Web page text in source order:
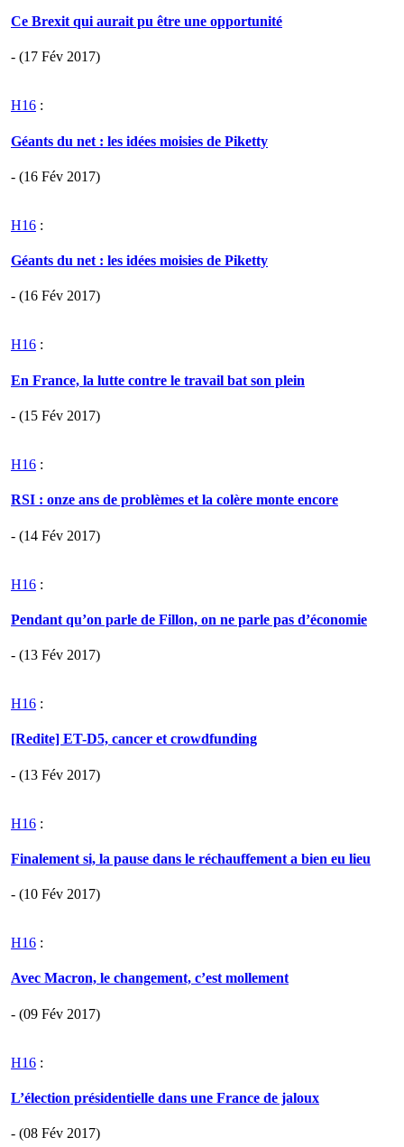
Ce Brexit qui aurait pu être une opportunité
- (17 Fév 2017)
H16 :
Géants du net : les idées moisies de Piketty
- (16 Fév 2017)
H16 :
Géants du net : les idées moisies de Piketty
- (16 Fév 2017)
H16 :
En France, la lutte contre le travail bat son plein
- (15 Fév 2017)
H16 :
RSI : onze ans de problèmes et la colère monte encore
- (14 Fév 2017)
H16 :
Pendant qu’on parle de Fillon, on ne parle pas d’économie
- (13 Fév 2017)
H16 :
[Redite] ET-D5, cancer et crowdfunding
- (13 Fév 2017)
H16 :
Finalement si, la pause dans le réchauffement a bien eu lieu
- (10 Fév 2017)
H16 :
Avec Macron, le changement, c’est mollement
- (09 Fév 2017)
H16 :
L’élection présidentielle dans une France de jaloux
- (08 Fév 2017)